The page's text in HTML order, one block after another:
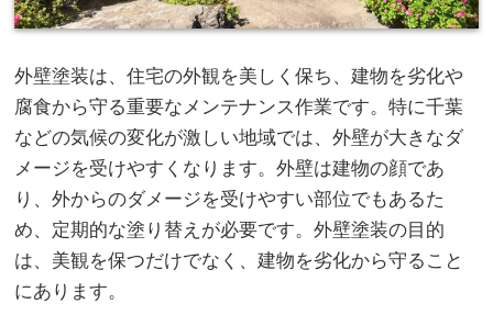
外壁塗装は、住宅の外観を美しく保ち、建物を劣化や
腐食から守る重要なメンテナンス作業です。特に千葉
などの気候の変化が激しい地域では、外壁が大きなダ
メージを受けやすくなります。外壁は建物の顔であ
り、外からのダメージを受けやすい部位でもあるた
め、定期的な塗り替えが必要です。外壁塗装の目的
は、美観を保つだけでなく、建物を劣化から守ること
にあります。